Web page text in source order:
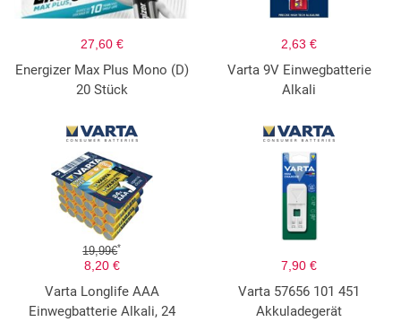
27,60 €
Energizer Max Plus Mono (D)
20 Stück
2,63 €
Varta 9V Einwegbatterie
Alkali
19,99€*
8,20 €
Varta Longlife AAA
Einwegbatterie Alkali, 24
7,90 €
Varta 57656 101 451
Akkuladegerät